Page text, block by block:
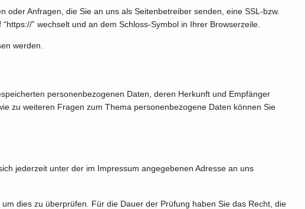
Anfragen, die Sie an uns als Seitenbetreiber senden, eine SSL-bzw.
” wechselt und an dem Schloss-Symbol in Ihrer Browserzeile.
werden.
personenbezogenen Daten, deren Herkunft und Empfänger
zu weiteren Fragen zum Thema personenbezogene Daten können Sie
jederzeit unter der im Impressum angegebenen Adresse an uns
dies zu überprüfen. Für die Dauer der Prüfung haben Sie das Recht, die